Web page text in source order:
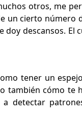
otros, me
un cierto número
descansos. El
tener un
también cómo te
detectar